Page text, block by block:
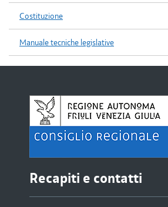
Costituzione
Manuale tecniche legislative
Recapiti e contatti